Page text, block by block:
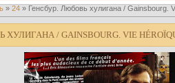
» 24 » Генсбур. Любовь хулигана / Gainsbourg.
/ GAINSBOURG. VIE